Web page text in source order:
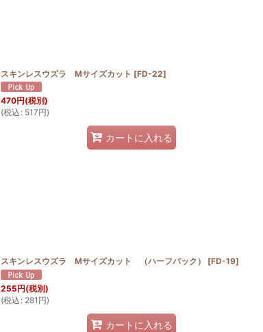
スキンレスウズラ Mサイズカット [FD-22]
470円(税別)
(税込 : 517円)
カートに入れる
スキンレスウズラ Mサイズカット （ハーフパック） [FD-19]
255円(税別)
(税込 : 281 円)
カートに入れる